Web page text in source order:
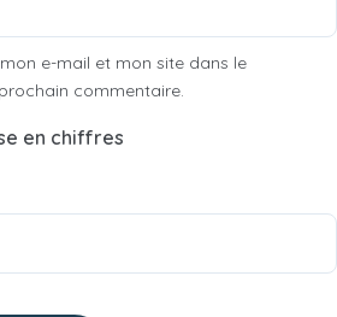
e-mail et mon site dans le
commentaire.
en chiffres